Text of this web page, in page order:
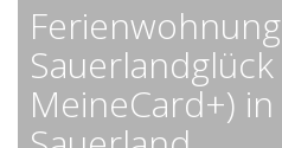
Ferienwohnung
Sauerlandglück
MeineCard+)